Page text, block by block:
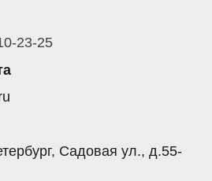
23-25
Садовая ул., д.55-